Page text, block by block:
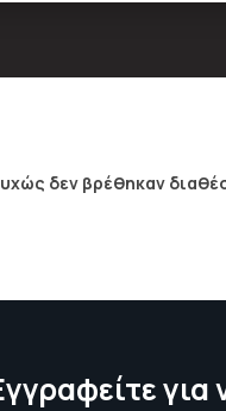
δεν βρέθηκαν